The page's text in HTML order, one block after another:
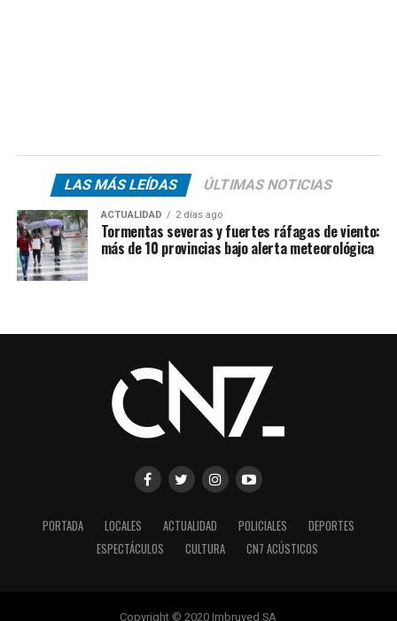
LAS MÁS LEÍDAS ÚLTIMAS NOTICIAS
ACTUALIDAD 2 días ago
Tormentas severas y fuertes ráfagas de viento:
más de 10 provincias bajo alerta meteorológica
PORTADA LOCALES ACTUALIDAD POLICIALES
DEPORTES
ESPECTÁCULOS
CULTURA CN7 ACÚSTICOS
Copyright © 2020 Imbruved SA